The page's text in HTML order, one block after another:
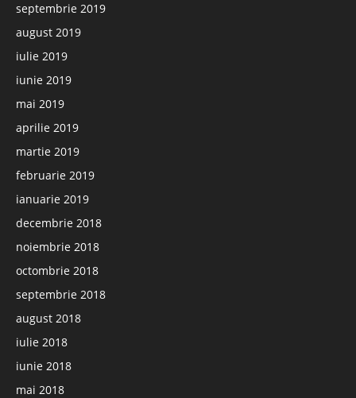
septembrie 2019
august 2019
iulie 2019
iunie 2019
mai 2019
aprilie 2019
martie 2019
februarie 2019
ianuarie 2019
decembrie 2018
noiembrie 2018
octombrie 2018
septembrie 2018
august 2018
iulie 2018
iunie 2018
mai 2018